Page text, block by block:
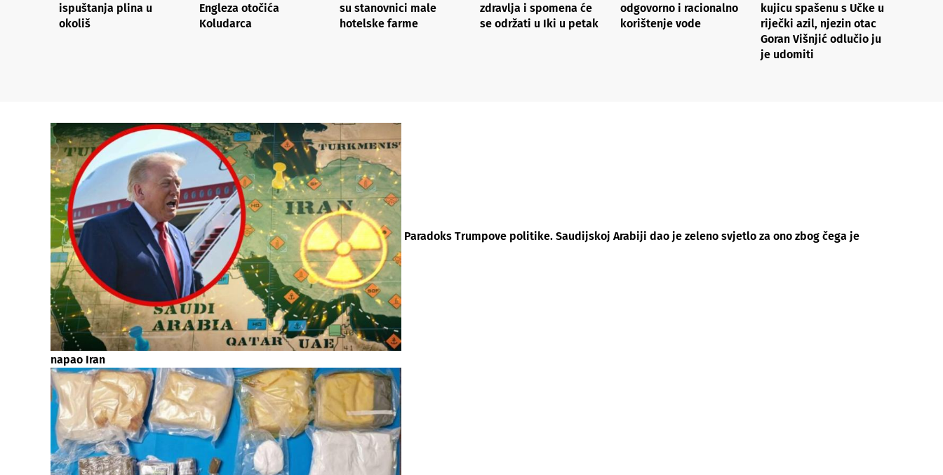
ispuštanja plina u
okoliš
Engleza otočića
Koludarca
su stanovnici male
hotelske farme
zdravlja i spomena će
se održati u Iki u petak
odgovorno i racionalno
korištenje vode
kujicu spašenu s Učke u
riječki azil, njezin otac
Goran Višnjić odlučio ju
je udomiti
Paradoks Trumpove politike. Saudijskoj Arabiji dao je zeleno svjetlo za ono zbog čega je
napao Iran